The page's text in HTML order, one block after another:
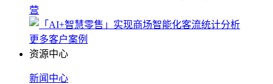
更多客户案例
资源中心
新闻中心